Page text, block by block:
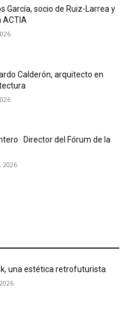
García, socio de Ruiz-Larrea y
ACTIA
Calderón, arquitecto en
· Director del Fórum de la
2026
una estética retrofuturista